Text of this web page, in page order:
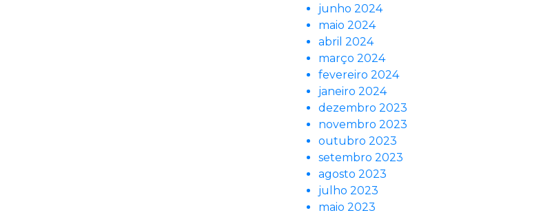
junho 2024
maio 2024
abril 2024
março 2024
fevereiro 2024
janeiro 2024
dezembro 2023
novembro 2023
outubro 2023
setembro 2023
agosto 2023
julho 2023
maio 2023